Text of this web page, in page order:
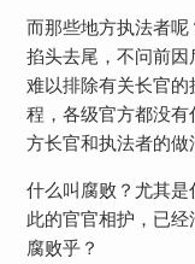
而那些地方执法者
掐头去尾，不问前
难以排除有关长官
程，各级官方都没
方长官和执法者的做
什么叫腐败？尤其
此的官官相护，已
腐败乎？